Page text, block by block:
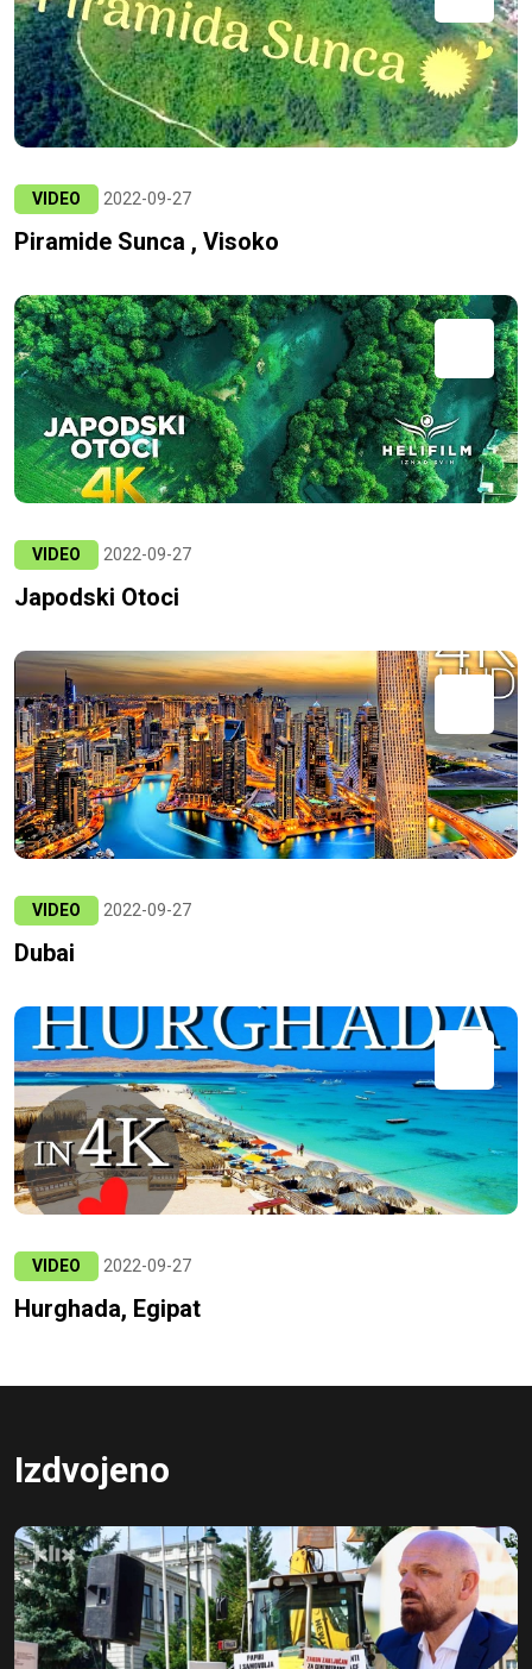
VIDEO 2022-09-27
Piramide Sunca , Visoko
VIDEO 2022-09-27
Japodski Otoci
VIDEO 2022-09-27
Dubai
VIDEO 2022-09-27
Hurghada, Egipat
Izdvojeno